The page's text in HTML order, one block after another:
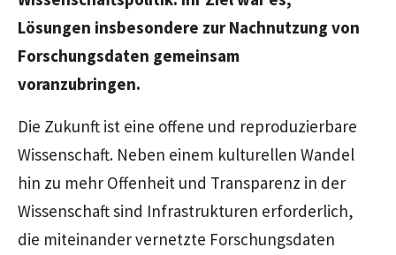
Lösungen insbesondere zur Nachnutzung von
Forschungsdaten gemeinsam
voranzubringen.
Die Zukunft ist eine offene und reproduzierbare
Wissenschaft. Neben einem kulturellen Wandel
hin zu mehr Offenheit und Transparenz in der
Wissenschaft sind Infrastrukturen erforderlich,
die miteinander vernetzte Forschungsdaten